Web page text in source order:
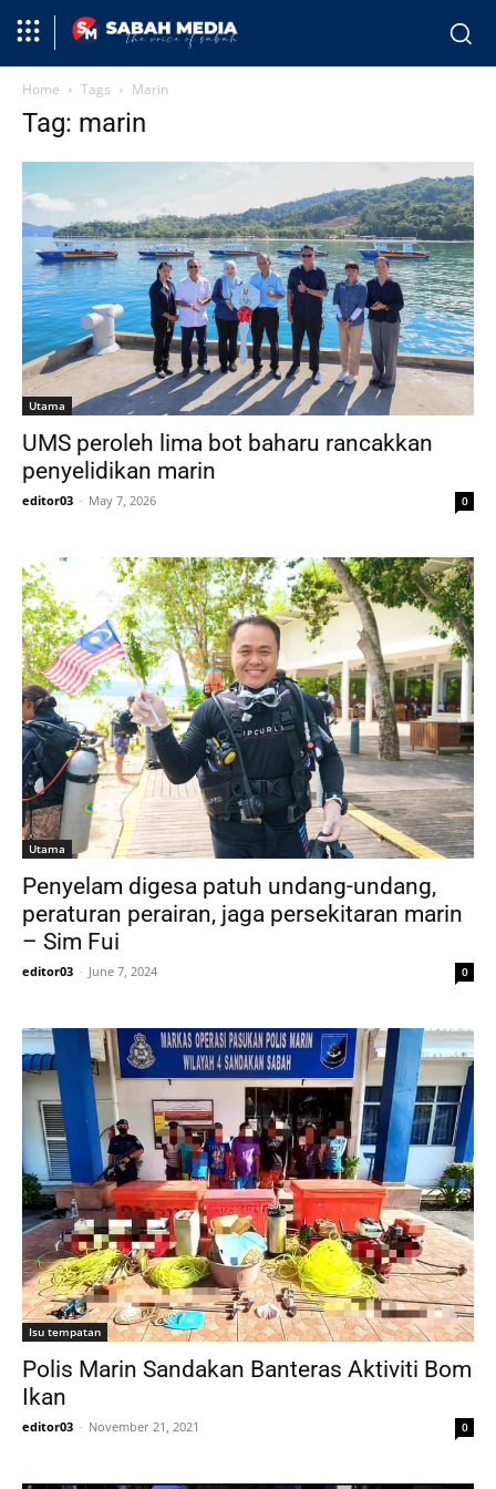
Home Tags Marin
Tag: marin
Utama
UMS peroleh lima bot baharu rancakkan
penyelidikan marin
editor03 - May 7, 2026 0
Utama
Penyelam digesa patuh undang-undang,
peraturan perairan, jaga persekitaran marin
– Sim Fui
editor03 - June 7, 2024 0
Isu tempatan
Polis Marin Sandakan Banteras Aktiviti Bom
Ikan
editor03 - November 21, 2021 0